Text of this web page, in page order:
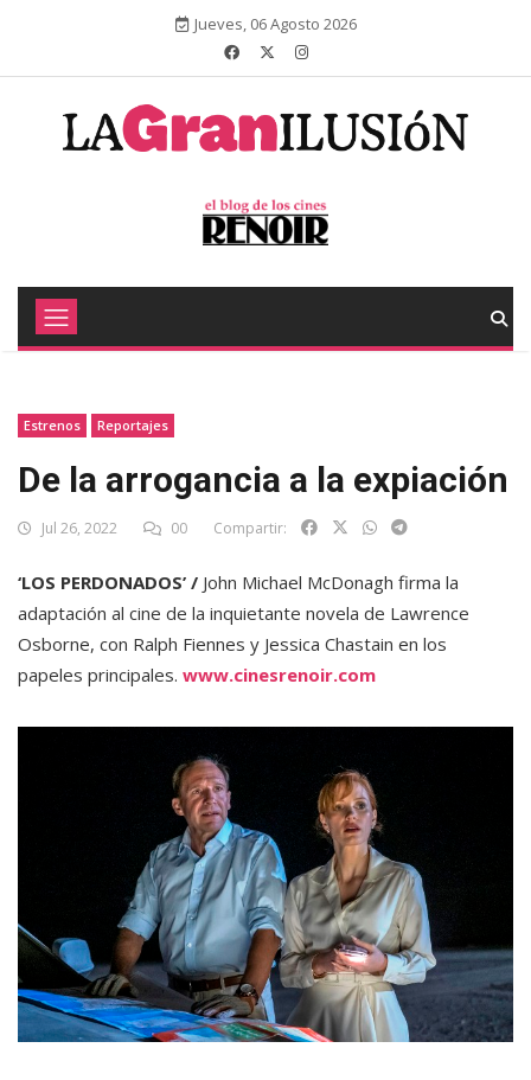
Jueves, 06 Agosto 2026
Estrenos Reportajes
De la arrogancia a la expiación
Jul 26, 2022 00 Compartir:
‘LOS PERDONADOS’ / John Michael McDonagh firma la
adaptación al cine de la inquietante novela de Lawrence
Osborne, con Ralph Fiennes y Jessica Chastain en los
papeles principales. www.cinesrenoir.com